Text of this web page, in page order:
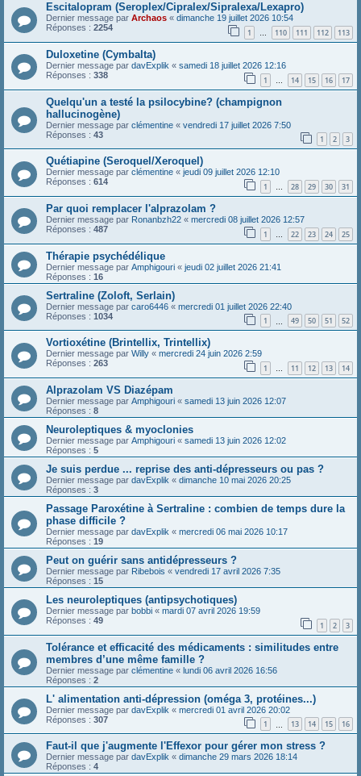
Escitalopram (Seroplex/Cipralex/Sipralexa/Lexapro)
Dernier message par Archaos « dimanche 19 juillet 2026 10:54
Réponses : 2254 1 … 110 111 112 113
Duloxetine (Cymbalta)
Dernier message par davExplik « samedi 18 juillet 2026 12:16
Réponses : 338 1 … 14 15 16 17
Quelqu'un a testé la psilocybine? (champignon
hallucinogène)
Dernier message par clémentine « vendredi 17 juillet 2026 7:50
Réponses : 43 1 2 3
Quétiapine (Seroquel/Xeroquel)
Dernier message par clémentine « jeudi 09 juillet 2026 12:10
Réponses : 614 1 … 28 29 30 31
Par quoi remplacer l'alprazolam ?
Dernier message par Ronanbzh22 « mercredi 08 juillet 2026 12:57
Réponses : 487 1 … 22 23 24 25
Thérapie psychédélique
Dernier message par Amphigouri « jeudi 02 juillet 2026 21:41
Réponses : 16
Sertraline (Zoloft, Serlain)
Dernier message par caro6446 « mercredi 01 juillet 2026 22:40
Réponses : 1034 1 49 50 51 52
Vortioxétine (Brintellix, Trintellix)
Dernier message par Willy « mercredi 24 juin 2026 2:59
Réponses : 263 1 … 11 12 13 14
Alprazolam VS Diazépam
Dernier message par Amphigouri « samedi 13 juin 2026 12:07
Réponses : 8
Neuroleptiques & myoclonies
Dernier message par Amphigouri « samedi 13 juin 2026 12:02
Réponses : 5
Je suis perdue ... reprise des anti-dépresseurs ou pas ?
Dernier message par davExplik « dimanche 10 mai 2026 20:25
Réponses : 3
Passage Paroxétine à Sertraline : combien de temps dure la
phase difficile ?
Dernier message par davExplik « mercredi 06 mai 2026 10:17
Réponses : 19
Peut on guérir sans antidépresseurs ?
Dernier message par Ribebois « vendredi 17 avril 2026 7:35
Réponses : 15
Les neuroleptiques (antipsychotiques)
Dernier message par bobbi « mardi 07 avril 2026 19:59
Réponses : 49 1 2 3
Tolérance et efficacité des médicaments : similitudes entre
membres d’une même famille ?
Dernier message par clémentine « lundi 06 avril 2026 16:56
Réponses : 2
L' alimentation anti-dépression (oméga 3, protéines...)
Dernier message par davExplik « mercredi 01 avril 2026 20:02
Réponses : 307 1 13 14 15 16
Faut-il que j'augmente l'Effexor pour gérer mon stress ?
Dernier message par davExplik « dimanche 29 mars 2026 18:14
Réponses : 4